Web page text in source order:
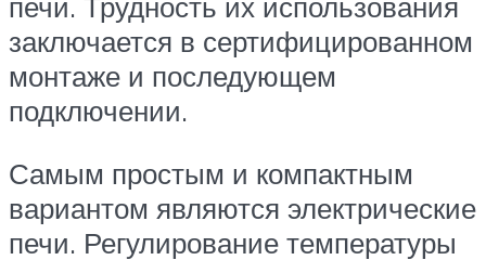
заключается в сертифицированном
монтаже и последующем
подключении.
Самым простым и компактным
вариантом являются электрические
печи. Регулирование температуры